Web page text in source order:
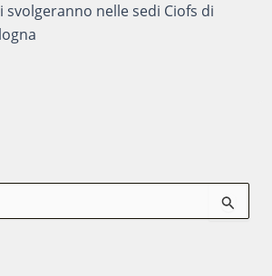
svolgeranno nelle sedi Ciofs di